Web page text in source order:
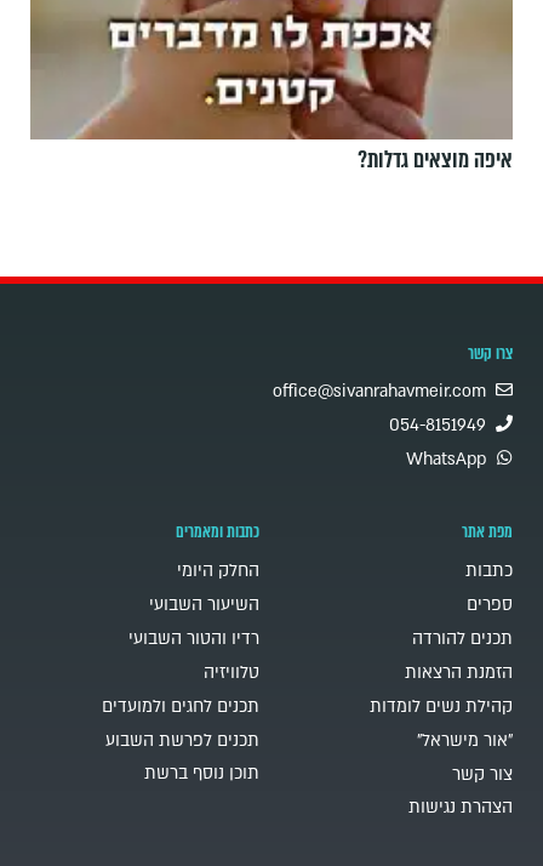
איפה מוצאים גדלות?
צרו קשר
office@sivanrahavmeir.com
054-8151949
WhatsApp
מפת אתר
כתבות
ספרים
תכנים להורדה
הזמנת הרצאות
קהילת נשים לומדות
"אור מישראל"
צור קשר
הצהרת נגישות
כתבות ומאמרים
החלק היומי
השיעור השבועי
רדיו והטור השבועי
טלוויזיה
תכנים לחגים ולמועדים
תכנים לפרשת השבוע
תוכן נוסף ברשת